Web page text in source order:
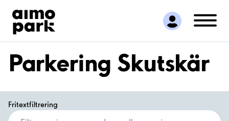
Hitta parkering
Samarbete
Kundservice
Om Aimo Park
Parkering Skutskär
Fritextfiltrering